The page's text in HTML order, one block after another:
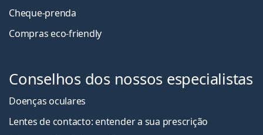
Cheque-prenda
Compras eco-friendly
Conselhos dos nossos especialistas
Doenças oculares
Lentes de contacto: entender a sua prescrição